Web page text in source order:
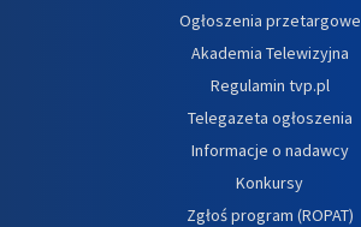
Ogłoszenia przetargowe
Akademia Telewizyjna
Regulamin tvp.pl
Telegazeta ogłoszenia
Informacje o nadawcy
Konkursy
Zgłoś program (ROPAT)